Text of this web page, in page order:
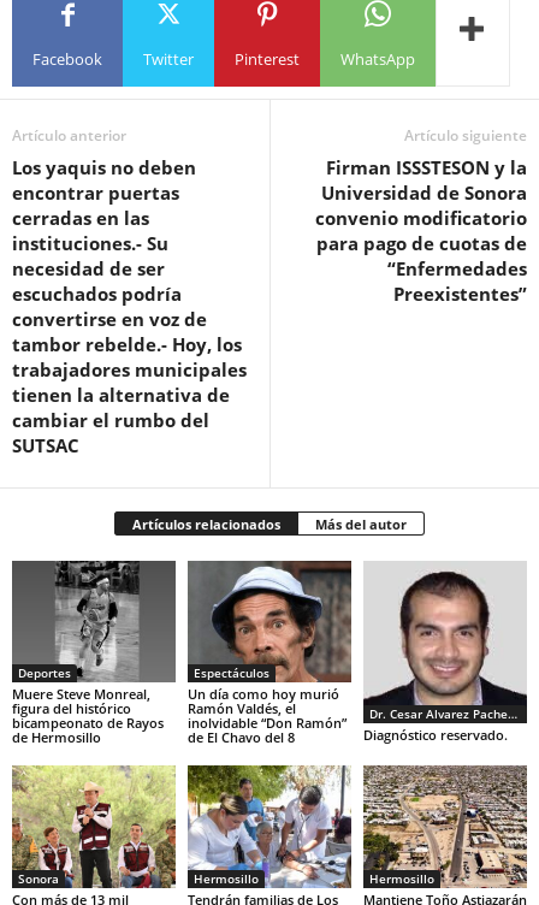
Facebook Twitter Pinterest WhatsApp
Artículo anterior
Los yaquis no deben
encontrar puertas
cerradas en las
instituciones.- Su
necesidad de ser
escuchados podría
convertirse en voz de
tambor rebelde.- Hoy, los
trabajadores municipales
tienen la alternativa de
cambiar el rumbo del
SUTSAC
Artículo siguiente
Firman ISSSTESON y la
Universidad de Sonora
convenio modificatorio
para pago de cuotas de
“Enfermedades
Preexistentes”
Artículos relacionados Más del autor
Deportes
Muere Steve Monreal,
figura del histórico
bicampeonato de Rayos
de Hermosillo
Espectáculos
Un día como hoy murió
Ramón Valdés, el
inolvidable “Don Ramón”
de El Chavo del 8
Dr. Cesar Alvarez Pacheco
Diagnóstico reservado.
Sonora
Con más de 13 mil
Hermosillo
Tendrán familias de Los
Hermosillo
Mantiene Toño Astiazarán